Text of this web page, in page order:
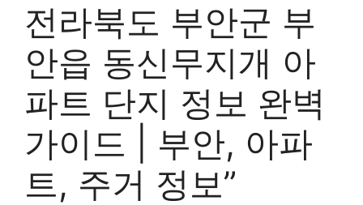
전라북도 부안군 부
안읍 동신무지개 아
파트 단지 정보 완벽
가이드 | 부안, 아파
트, 주거 정보”